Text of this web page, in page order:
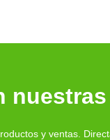
y ventas.